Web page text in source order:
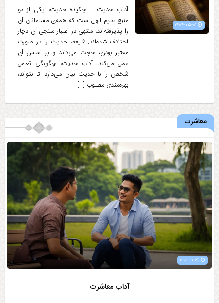
آداب حدیث چکیده حدیث، یکی از دو
منبع علوم الهی است که همه‌ی مسلمانان آن
را پذیرفته‌اند، منتهی در اعتبار سنجی آن دچار
اختلاف شده‌اند. شیعه، حدیث را در صورت
معتبر بودن، حجت می‌داند و بر اساس آن
عمل می‌کند. آداب حدیث، چگونگی تعامل
شخص را با حدیث بیان می‌دارد، تا بتواند،
بهره‌مندی مطلوب […]
معاشرت
آداب معاشرت